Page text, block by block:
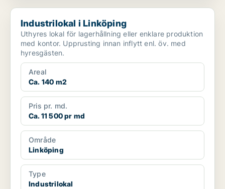
Industrilokal i Linköping
Industrilokal i Linköping
Uthyres lokal för lagerhållning eller enklare produktion
med kontor. Upprusting innan inflytt enl. öv. med
hyresgästen.
Areal
Ca. 140 m2
Pris pr. md.
Ca. 11 500 pr md
Område
Linköping
Type
Industrilokal